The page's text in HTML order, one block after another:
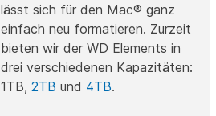
lässt sich für den Mac® ganz
einfach neu formatieren. Zurzeit
bieten wir der WD Elements in
drei verschiedenen Kapazitäten:
1TB, 2TB und 4TB.